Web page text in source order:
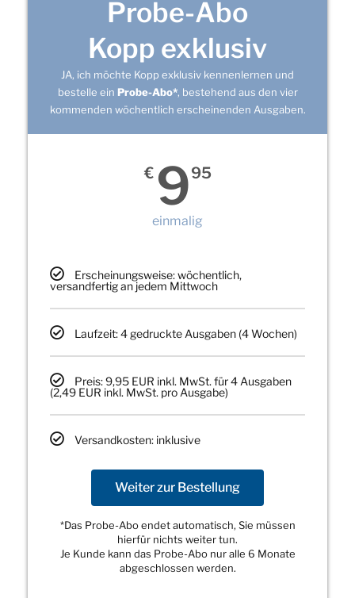
Probe-Abo
Kopp exklusiv
JA, ich möchte Kopp exklusiv kennenlernen und
bestelle ein Probe-Abo*, bestehend aus den vier
kommenden wöchentlich erscheinenden Ausgaben.
€ 995
einmalig
Erscheinungsweise: wöchentlich,
versandfertig an jedem Mittwoch
Laufzeit: 4 gedruckte Ausgaben (4 Wochen)
Preis: 9,95 EUR inkl. MwSt. für 4 Ausgaben
(2,49 EUR inkl. MwSt. pro Ausgabe)
Versandkosten: inklusive
Weiter zur Bestellung
*Das Probe-Abo endet automatisch, Sie müssen
hierfür nichts weiter tun.
Je Kunde kann das Probe-Abo nur alle 6 Monate
abgeschlossen werden.